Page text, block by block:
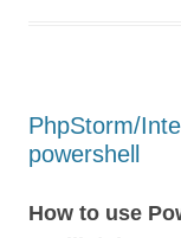
PhpStorm/
powershell
How to use